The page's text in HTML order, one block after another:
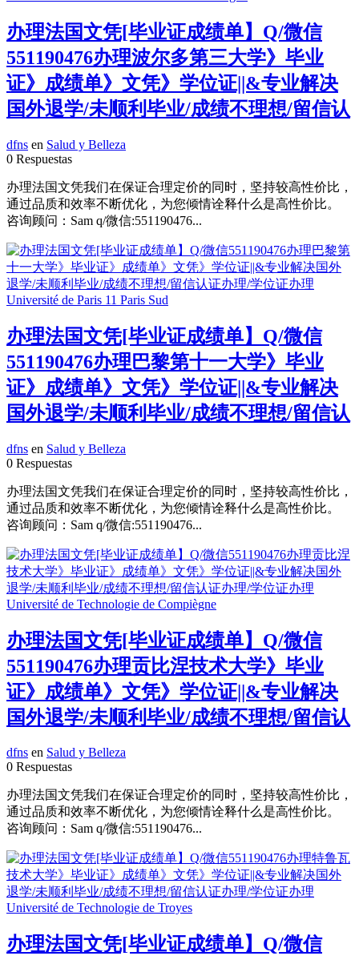
办理法国文凭[毕业证成绩单】Q/微信
551190476办理波尔多第三大学》毕业
证》成绩单》文凭》学位证||&专业解决
国外退学/未顺利毕业/成绩不理想/留信认
dfns en Salud y Belleza
0 Respuestas
办理法国文凭我们在保证合理定价的同时，坚持较高性价比，
通过品质和效率不断优化，为您倾情诠释什么是高性价比。
咨询顾问：Sam q/微信:551190476...
办理法国文凭[毕业证成绩单】Q/微信
551190476办理巴黎第十一大学》毕业
证》成绩单》文凭》学位证||&专业解决
国外退学/未顺利毕业/成绩不理想/留信认
dfns en Salud y Belleza
0 Respuestas
办理法国文凭我们在保证合理定价的同时，坚持较高性价比，
通过品质和效率不断优化，为您倾情诠释什么是高性价比。
咨询顾问：Sam q/微信:551190476...
办理法国文凭[毕业证成绩单】Q/微信
551190476办理贡比涅技术大学》毕业
证》成绩单》文凭》学位证||&专业解决
国外退学/未顺利毕业/成绩不理想/留信认
dfns en Salud y Belleza
0 Respuestas
办理法国文凭我们在保证合理定价的同时，坚持较高性价比，
通过品质和效率不断优化，为您倾情诠释什么是高性价比。
咨询顾问：Sam q/微信:551190476...
办理法国文凭[毕业证成绩单】Q/微信